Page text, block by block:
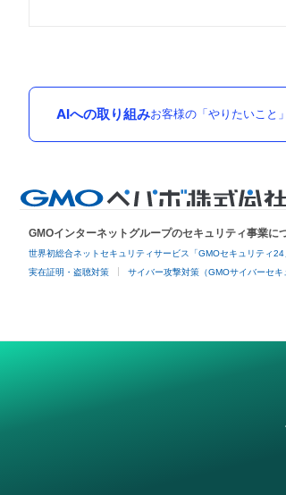
AIへの取り組みお客様の「やりたいこと
GMOインターネットグループのセキュリティ事業に
世界初総合ネットセキュリティサービス「GMOセキュリティ24
実在証明・盗聴対策 サイバー攻撃対策（GMOサイバーセキ